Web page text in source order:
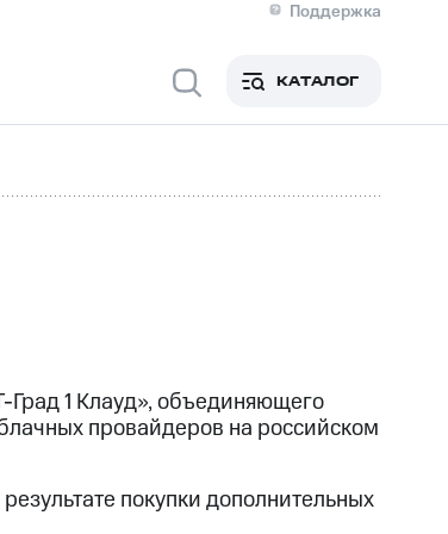
Поддержка
Медиа-центр
в регионе
Рынок акций
КАТАЛОГ
1 Клауд», объединяющего
провайдеров на российском
покупки дополнительных